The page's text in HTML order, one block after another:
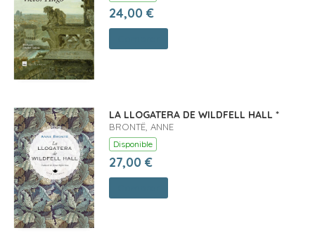
24,00 €
LA LLOGATERA DE WILDFELL HALL *
BRONTË, ANNE
Disponible
27,00 €